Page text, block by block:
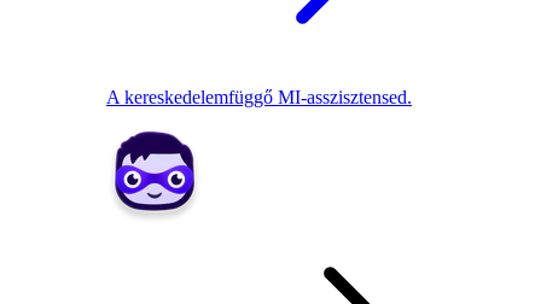
A kereskedelemfüggő MI-asszisztensed.